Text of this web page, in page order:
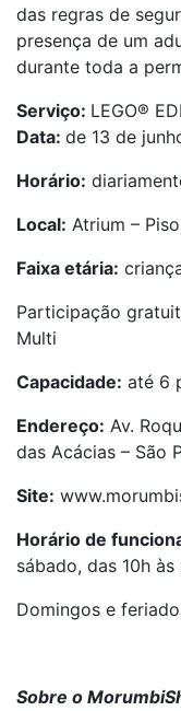
das regras de
presença de um
durante toda a
Serviço: LEGO®
Data: de 13 de
Horário:
Local: Atrium –
Faixa etária:
Participação
Multi
Capacidade: até 6
Endereço: Av.
das Acácias – São
Site:
Horário de
sábado, das 10h às
Domingos e
Sobre o